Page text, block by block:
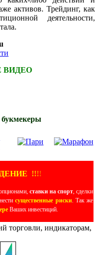
активов. Трейдинг, как
деятельности,
ВИДЕО
!!!!
ставки на спорт , сделки
существенные риски. Так же
Ваших инвестиций.
торговли, индикаторам,